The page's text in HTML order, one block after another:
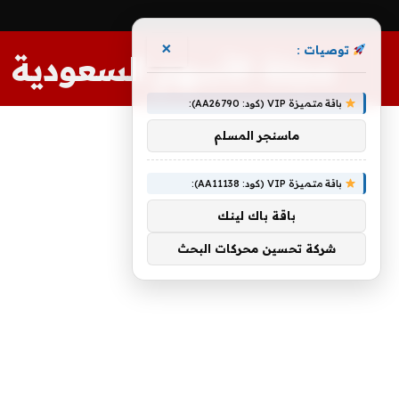
مجلة الأسهم السعودية
توصيات : ×
باقة متميزة VIP (كود: AA26790):
ماسنجر المسلم
باقة متميزة VIP (كود: AA11138):
باقة باك لينك
شركة تحسين محركات البحث